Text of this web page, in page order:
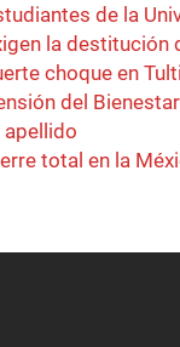
de la
la destitución
choque en
del
apellido
total en la